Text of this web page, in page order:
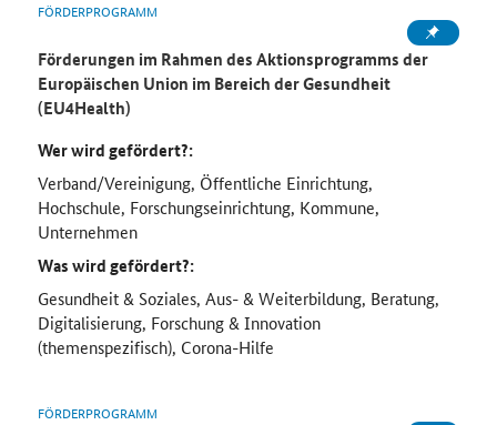
FÖRDERPROGRAMM
Förderungen im Rahmen des Aktionsprogramms der
Europäischen Union im Bereich der Gesundheit
(EU4Health)
Wer wird gefördert?:
Verband/Vereinigung, Öffentliche Einrichtung,
Hochschule, Forschungseinrichtung, Kommune,
Unternehmen
Was wird gefördert?:
Gesundheit & Soziales, Aus- & Weiterbildung, Beratung,
Digitalisierung, Forschung & Innovation
(themenspezifisch), Corona-Hilfe
FÖRDERPROGRAMM